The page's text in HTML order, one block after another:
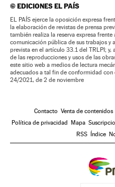
©EDICIONES EL PAÍS
EL PAÍS ejerce la oposición expresa
la elaboración de revistas de prensa
también realiza la reserva expresa
comunicación pública de sus trabajos y
prevista en el artículo 33.1 del TRLPI; y,
de las reproducciones y usos de las
este sitio web a medios de lectura
adecuados a tal fin de conformidad
24/2021, de 2 de noviembre
Contacto Venta de contenidos
Política de privacidad Mapa
RSS Índice